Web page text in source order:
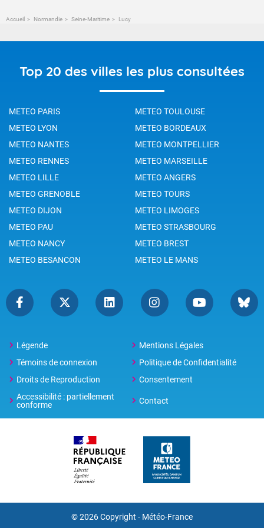
Accueil Normandie Seine-Maritime Lucy
Top 20 des villes les plus consultées
METEO PARIS
METEO TOULOUSE
METEO LYON
METEO BORDEAUX
METEO NANTES
METEO MONTPELLIER
METEO RENNES
METEO MARSEILLE
METEO LILLE
METEO ANGERS
METEO GRENOBLE
METEO TOURS
METEO DIJON
METEO LIMOGES
METEO PAU
METEO STRASBOURG
METEO NANCY
METEO BREST
METEO BESANCON
METEO LE MANS
Légende
Mentions Légales
Témoins de connexion
Politique de Confidentialité
Droits de Reproduction
Consentement
Accessibilité : partiellement
conforme
Contact
© 2026 Copyright - Météo-France